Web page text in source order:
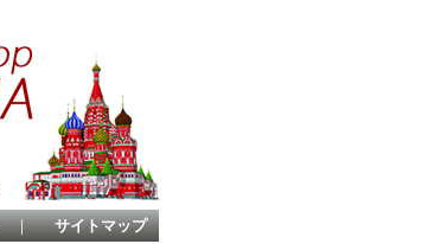
｜ サイトマップ